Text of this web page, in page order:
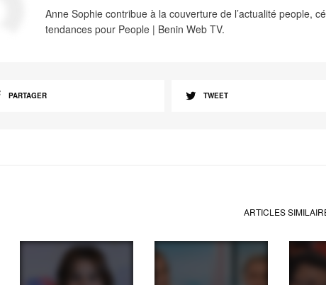
Anne Sophie contribue à la couverture de l’actualité people,
tendances pour People | Benin Web TV.
PARTAGER TWEET
ARTICLES